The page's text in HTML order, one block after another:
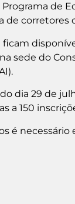
de
de
sede do
dia 29 de
a 150
é